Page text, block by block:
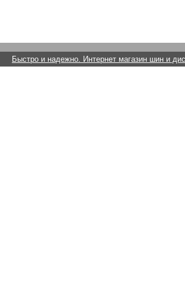
Быстро и надежно. Интернет магазин шин и